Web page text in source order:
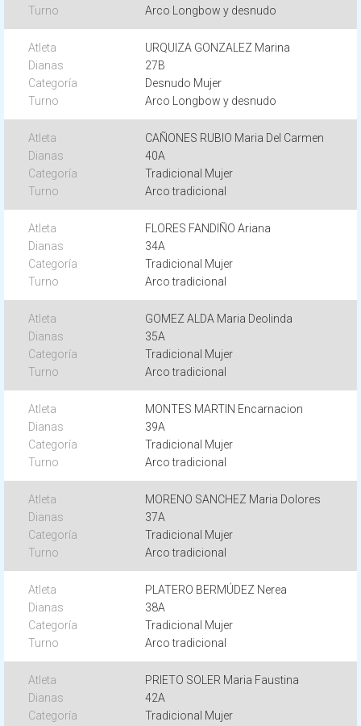
Arco Longbow y desnudo
URQUIZA GONZALEZ Marina
27B
Desnudo Mujer
Arco Longbow y desnudo
CAÑONES RUBIO Maria Del Carmen
40A
Tradicional Mujer
Arco tradicional
FLORES FANDIÑO Ariana
34A
Tradicional Mujer
Arco tradicional
GOMEZ ALDA Maria Deolinda
35A
Tradicional Mujer
Arco tradicional
MONTES MARTIN Encarnacion
39A
Tradicional Mujer
Arco tradicional
MORENO SANCHEZ Maria Dolores
37A
Tradicional Mujer
Arco tradicional
PLATERO BERMÚDEZ Nerea
38A
Tradicional Mujer
Arco tradicional
PRIETO SOLER Maria Faustina
42A
Tradicional Mujer